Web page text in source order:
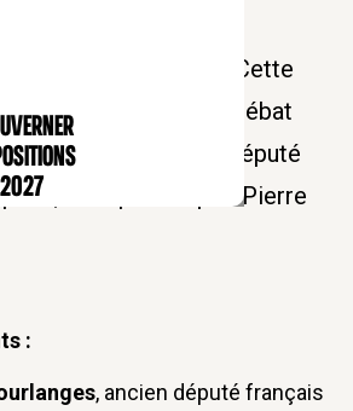
de la France ? Cette
au cours d’un débat
Bourlanges, ancien député
et le philosophe Pierre
:
, ancien député français